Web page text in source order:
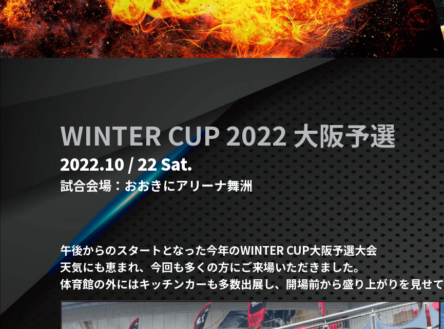
WINTER CUP 2022 大阪予選
2022.10 / 22 Sat.
試合会場：おおきにアリーナ舞洲
午後からのスタートとなった今年のWINTER CUP大阪予選大会
天気にも恵まれ、今回も多くの方にご来場いただきました。
体育館の外にはキッチンカーも多数出展し、開場前から盛り上がりを見せて